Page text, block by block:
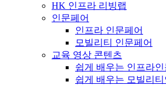
HK 인프라 리빙랩
인문페어
인프라 인문페어
모빌리티 인문페어
교육 영상 콘텐츠
쉽게 배우는 인프라
쉽게 배우는 모빌리